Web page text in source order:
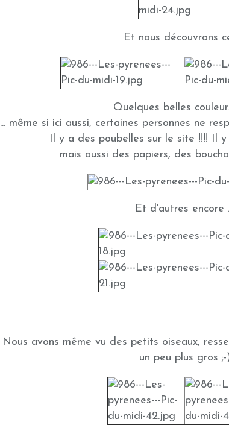
Et nous découvrons
Quelques belles
... même si ici aussi, certaines personnes ne
Il y a des poubelles sur le site !!!! Il
mais aussi des papiers, des
Et d'autres encore
Nous avons même vu des petits oiseaux,
un peu plus gros ;-